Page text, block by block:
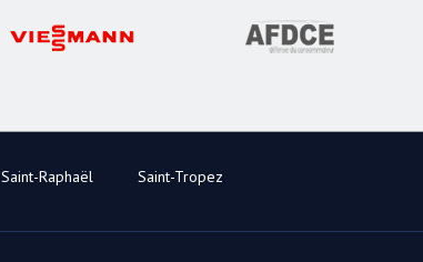
Saint-Raphaël Saint-Tropez